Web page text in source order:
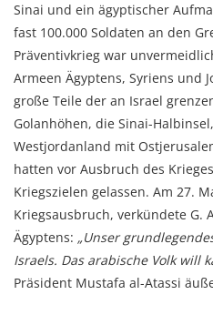
Sinai und ein ägyptischer
fast 100.000 Soldaten an den
Präventivkrieg war
Armeen Ägyptens, Syriens und
große Teile der an Israel
Golanhöhen, die Sinai-
Westjordanland mit
hatten vor Ausbruch des
Kriegszielen gelassen. Am 27.
Kriegsausbruch, verkündete G.
Ägyptens: „Unser
Israels. Das arabische Volk will
Präsident Mustafa al-Atassi